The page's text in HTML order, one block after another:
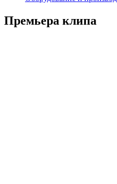
Премьера клипа